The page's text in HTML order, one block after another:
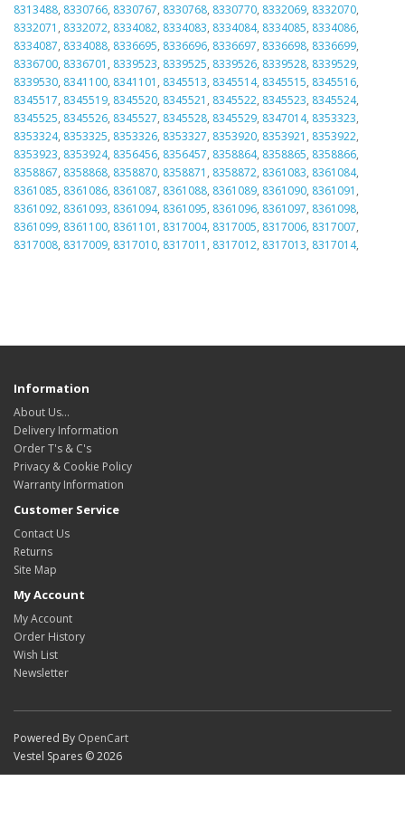
8313488, 8330766, 8330767, 8330768, 8330770, 8332069, 8332070,
8332071 , 8332072, 8334082, 8334083, 8334084, 8334085, 8334086,
8334087, 8334088, 8336695, 8336696, 8336697, 8336698, 8336699,
8336700, 8336701 , 8339523, 8339525, 8339526, 8339528, 8339529,
8339530, 8341100, 8341101 , 8345513, 8345514, 8345515, 8345516,
8345517, 8345519, 8345520, 8345521 , 8345522, 8345523, 8345524,
8345525, 8345526, 8345527, 8345528, 8345529, 8347014, 8353323,
8353324, 8353325, 8353326, 8353327, 8353920, 8353921 , 8353922,
8353923, 8353924, 8356456, 8356457, 8358864, 8358865, 8358866,
8358867, 8358868, 8358870, 8358871 , 8358872, 8361083, 8361084,
8361085, 8361086, 8361087, 8361088, 8361089, 8361090, 8361091 ,
8361092, 8361093, 8361094, 8361095, 8361096, 8361097, 8361098,
8361099, 8361100, 8361101 , 8317004, 8317005, 8317006, 8317007,
8317008, 8317009, 8317010, 8317011 , 8317012, 8317013, 8317014,
Information
About Us…
Delivery Information
Order T's & C's
Privacy & Cookie Policy
Warranty Information
Customer Service
Contact Us
Returns
Site Map
My Account
My Account
Order History
Wish List
Newsletter
Powered By OpenCart
Vestel Spares © 2026